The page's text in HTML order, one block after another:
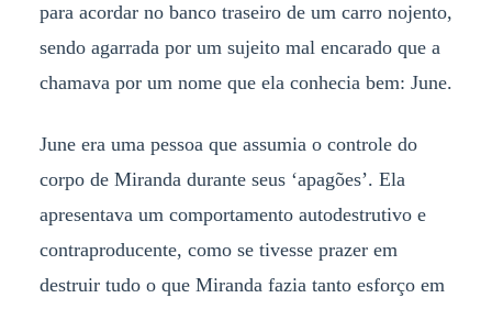
para acordar no banco traseiro de um carro nojento,
sendo agarrada por um sujeito mal encarado que a
chamava por um nome que ela conhecia bem: June.
June era uma pessoa que assumia o controle do
corpo de Miranda durante seus ‘apagões’. Ela
apresentava um comportamento autodestrutivo e
contraproducente, como se tivesse prazer em
destruir tudo o que Miranda fazia tanto esforço em